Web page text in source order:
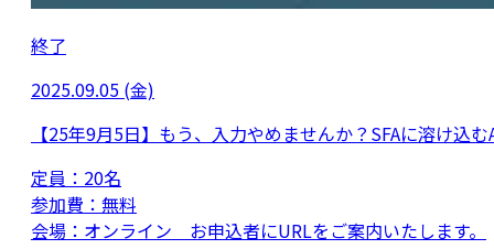
終了
2025.09.05 (金)
【25年9月5日】もう、入力やめませんか？SFAに溶け込
定員： 20名
参加費： 無料
会場： オンライン お申込者にURLをご案内いたします。